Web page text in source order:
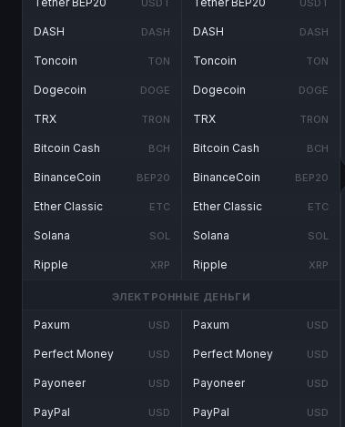
USDT
DASH DASH
Toncoin TON
Dogecoin DOGE
TRX TRON
Bitcoin Cash BCH
BinanceCoin BEP20
Ether Classic ETC
Solana SOL
Ripple XRP
USDT
DASH DASH
Toncoin TON
Dogecoin DOGE
TRX TRON
Bitcoin Cash BCH
BinanceCoin BEP20
Ether Classic ETC
Solana SOL
Ripple XRP
ЭЛЕКТРОННЫЕ ДЕНЬГИ
Paxum USD
Perfect Money USD
Payoneer USD
PayPal USD
Paxum USD
Perfect Money USD
Payoneer USD
PayPal USD